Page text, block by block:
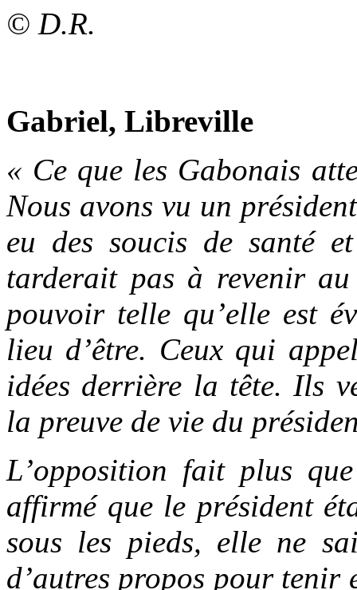
© D.R.
Gabriel, Libreville
« Ce que les Gabonais
Nous avons vu un
eu des soucis de santé
tarderait pas à revenir
pouvoir telle qu’elle est
lieu d’être. Ceux qui
idées derrière la tête. Ils
la preuve de vie du
L’opposition fait plus
affirmé que le président
sous les pieds, elle ne
d’autres propos pour tenir